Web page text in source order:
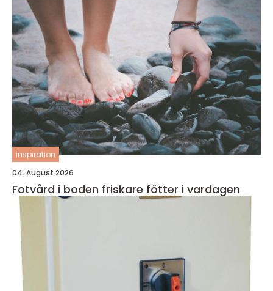
inspiration
04. August 2026
Fotvård i boden friskare fötter i vardagen